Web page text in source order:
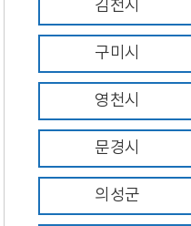
김천시
구미시
영천시
문경시
의성군